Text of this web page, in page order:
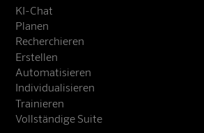
KI-Chat
Planen
Recherchieren
Erstellen
Automatisieren
Individualisieren
Trainieren
Vollständige Suite